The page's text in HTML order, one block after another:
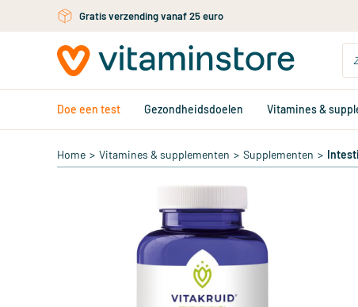
Ga naar de hoofdinhoudGratis verzending vanaf 25 euro
Doe een test Gezondheidsdoelen Vitamines &
Home > Vitamines & supplementen > Supplementen >